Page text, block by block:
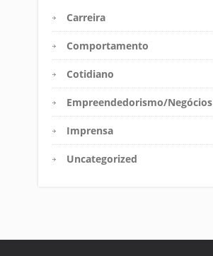
Carreira
Comportamento
Cotidiano
Empreendedorismo/Negócios
Imprensa
Uncategorized